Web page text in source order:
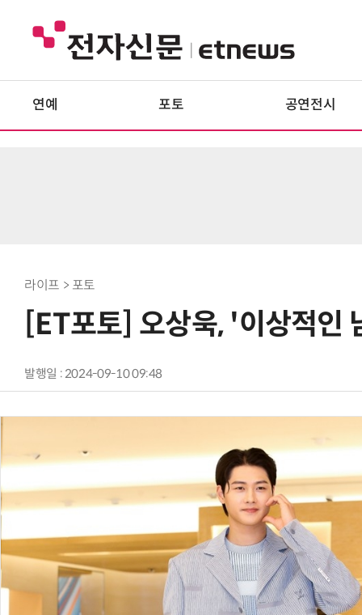
연예 포토 공연전시
라이프 > 포토
[ET포토] 오상욱, '이상적인
발행일 : 2024-09-10 09:48